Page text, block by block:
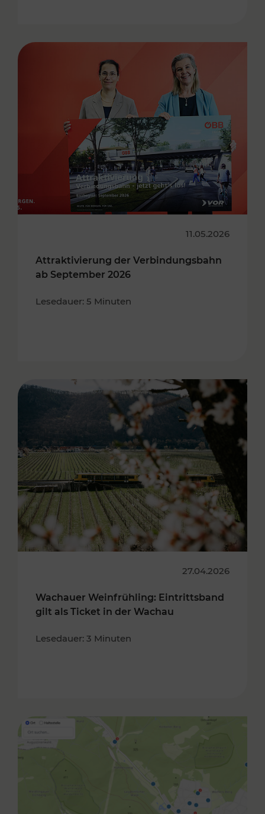
11.05.2026
Attraktivierung der Verbindungsbahn
ab September 2026
Lesedauer: 5 Minuten
27.04.2026
Wachauer Weinfrühling: Eintrittsband
gilt als Ticket in der Wachau
Lesedauer: 3 Minuten